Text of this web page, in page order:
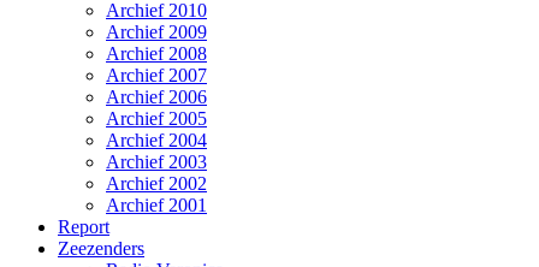
Archief 2010
Archief 2009
Archief 2008
Archief 2007
Archief 2006
Archief 2005
Archief 2004
Archief 2003
Archief 2002
Archief 2001
Report
Zeezenders